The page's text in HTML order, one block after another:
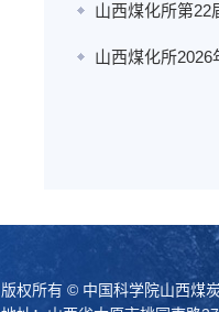
山西煤化所第22
山西煤化所
版权所有 © 中国科学院山西煤